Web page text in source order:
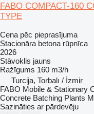
FABO COMPACT-160
TYPE
Cena pēc pieprasījuma
Stacionāra betona rūpnīca
2026
Stāvoklis jauns
Ražīgums 160 m3/h
Turcija, Torbalı / İzmir
FABO Mobile & Stationary
Concrete Batching Plants
Sazināties ar pārdevēju